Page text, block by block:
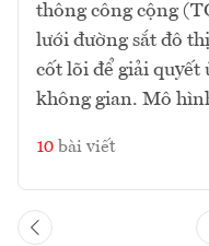
thông công cộng
lưới đường sắt đô
cốt lõi để giải quyết
không gian. Mô
10 bài viết